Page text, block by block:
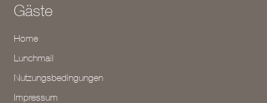
Gäste
Home
Lunchmail
Nutzungsbedingungen
Impressum